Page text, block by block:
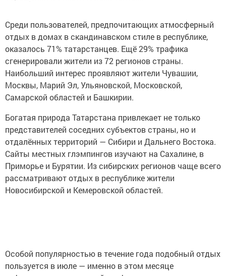
Среди пользователей, предпочитающих атмосферный
отдых в домах в скандинавском стиле в республике,
оказалось 71% татарстанцев. Ещё 29% трафика
сгенерировали жители из 72 регионов страны.
Наибольший интерес проявляют жители Чувашии,
Москвы, Марий Эл, Ульяновской, Московской,
Самарской областей и Башкирии.
Богатая природа Татарстана привлекает не только
представителей соседних субъектов страны, но и
отдалённых территорий — Сибири и Дальнего Востока.
Сайты местных глэмпингов изучают на Сахалине, в
Приморье и Бурятии. Из сибирских регионов чаще всего
рассматривают отдых в республике жители
Новосибирской и Кемеровской областей.
Особой популярностью в течение года подобный отдых
пользуется в июле — именно в этом месяце